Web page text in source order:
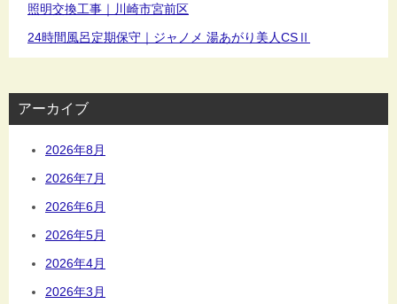
照明交換工事｜川崎市宮前区
24時間風呂定期保守｜ジャノメ 湯あがり美人CSⅡ
アーカイブ
2026年8月
2026年7月
2026年6月
2026年5月
2026年4月
2026年3月